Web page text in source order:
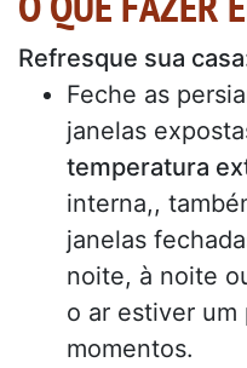
Refresque sua
Feche as
janelas
temperatura
interna,,
janelas
noite, à noite
o ar estiver
momentos.